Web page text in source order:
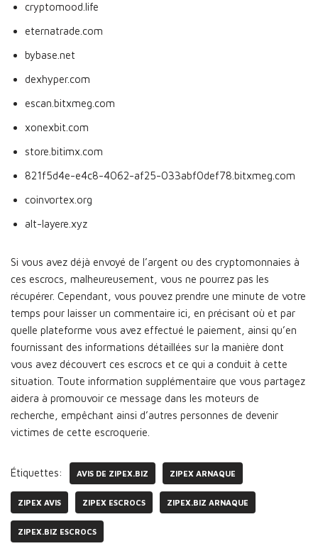
cryptomood.life
eternatrade.com
bybase.net
dexhyper.com
escan.bitxmeg.com
xonexbit.com
store.bitimx.com
821f5d4e-e4c8-4062-af25-033abf0def78.bitxmeg.com
coinvortex.org
alt-layere.xyz
Si vous avez déjà envoyé de l’argent ou des cryptomonnaies à
ces escrocs, malheureusement, vous ne pourrez pas les
récupérer. Cependant, vous pouvez prendre une minute de votre
temps pour laisser un commentaire ici, en précisant où et par
quelle plateforme vous avez effectué le paiement, ainsi qu’en
fournissant des informations détaillées sur la manière dont
vous avez découvert ces escrocs et ce qui a conduit à cette
situation. Toute information supplémentaire que vous partagez
aidera à promouvoir ce message dans les moteurs de
recherche, empêchant ainsi d’autres personnes de devenir
victimes de cette escroquerie.
Étiquettes: AVIS DE ZIPEX.BIZ ZIPEX ARNAQUE
ZIPEX AVIS ZIPEX ESCROCS ZIPEX.BIZ ARNAQUE
ZIPEX.BIZ ESCROCS